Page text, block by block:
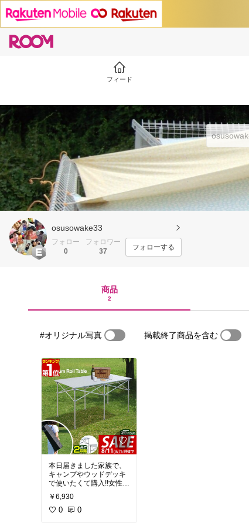
フィード
osusowake33
フォロー
0
フォロワー
37
フォローする
商品
2
#オリジナル写真 掲載終了商品を含む
本日届きました家族で、
キャンプやウッドデッキ
で使いたくて購入!!女性で
も１人で簡単に組み立て
られました収納もコンパ
クトになって、収納用の
￥6,930
0 0